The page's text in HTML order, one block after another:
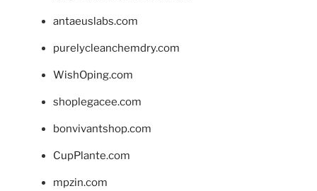
antaeuslabs.com
purelycleanchemdry.com
WishOping.com
shoplegacee.com
bonvivantshop.com
CupPlante.com
mpzin.com